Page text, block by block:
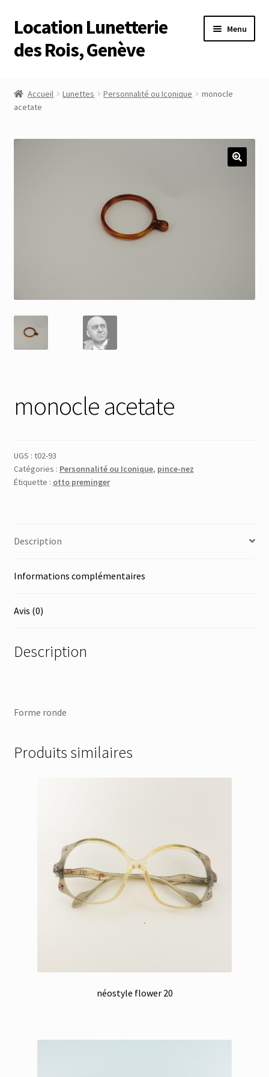
Aller
à
la
Aller
au
contenu
Location Lunetterie
des Rois, Genève
Menu
Altimètre Artaria Genève
Commande
Membres
Mon Compte
Réinitialisation du mot de passe
Search Results
Accueil Lunettes Personnalité ou Iconique
monocle
acetate
monocle acetate
UGS : t02-93
Catégories : Personnalité ou Iconique, pince-nez
Étiquette : otto preminger
Description
Informations complémentaires
Avis (0)
Description
Forme ronde
Produits similaires
néostyle flower 20